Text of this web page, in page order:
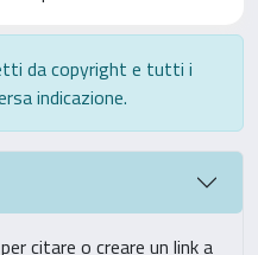
da copyright e tutti i
indicazione.
citare o creare un link a